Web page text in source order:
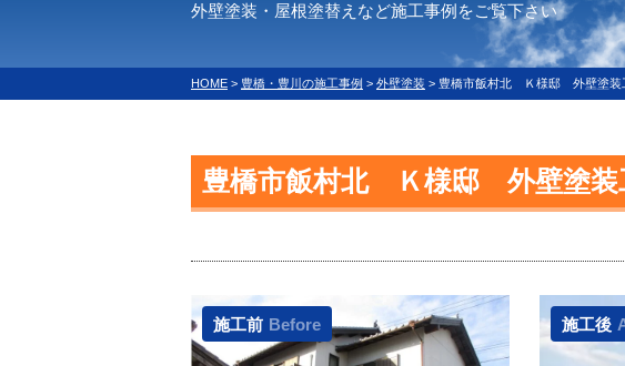
外壁塗装・屋根塗替えなど施工事例をご覧下さい
HOME > 豊橋・豊川の施工事例 > 外壁塗装 > 豊橋市飯村北 Ｋ様邸 外壁塗
豊橋市飯村北 Ｋ様邸 外壁塗
施工後
施工前 Before